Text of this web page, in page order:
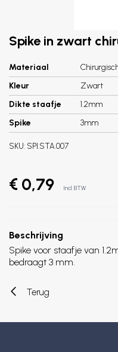
Spike in zwart
Materiaal
Kleur
Zwart
Dikte staafje
1.2mm
Spike
3mm
SKU: SPI.STA.007
€ 0,79 Incl. BTW
Beschrijving
Spike voor staafje van
bedraagt 3 mm.
Terug